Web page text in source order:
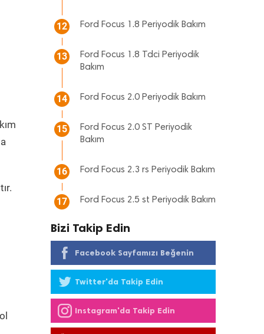
12 Ford Focus 1.8 Periyodik Bakım
13
Ford Focus 1.8 Tdci Periyodik
Bakım
14 Ford Focus 2.0 Periyodik Bakım
15
Ford Focus 2.0 ST Periyodik
Bakım
16 Ford Focus 2.3 rs Periyodik Bakım
17 Ford Focus 2.5 st Periyodik Bakım
Bizi Takip Edin
Facebook Sayfamızı Beğenin
Twitter'da Takip Edin
Instagram'da Takip Edin